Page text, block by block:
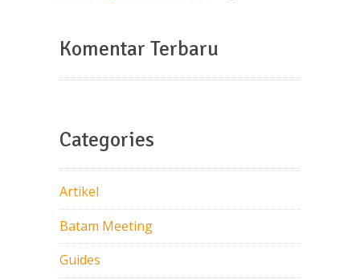
Komentar Terbaru
Categories
Artikel
Batam Meeting
Guides